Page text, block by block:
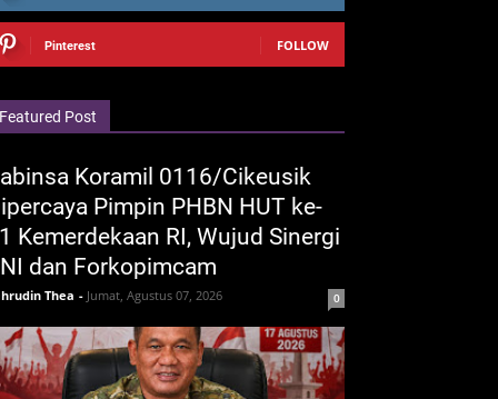
Pinterest FOLLOW
Featured Post
Koramil 0116/Cikeusik
Pimpin PHBN HUT ke-
Kemerdekaan RI, Wujud Sinergi
dan Forkopimcam
Thea - Jumat, Agustus 07, 2026 0